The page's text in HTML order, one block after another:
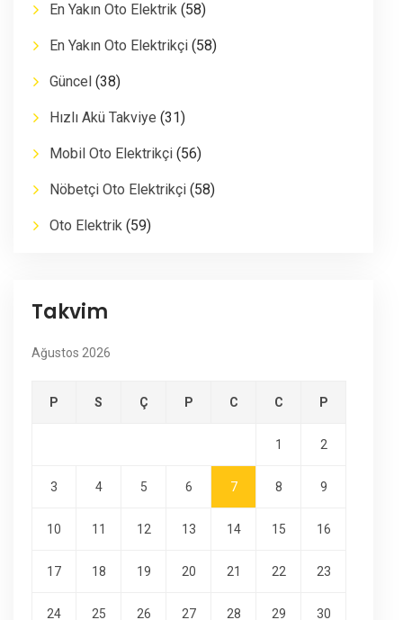
En Yakın Oto Elektrik (58)
En Yakın Oto Elektrikçi (58)
Güncel (38)
Hızlı Akü Takviye (31)
Mobil Oto Elektrikçi (56)
Nöbetçi Oto Elektrikçi (58)
Oto Elektrik (59)
Takvim
Ağustos 2026
P S Ç P C C P
1 2
3 4 5 6 7 8 9
10 11 12 13 14 15 16
17 18 19 20 21 22 23
24 25 26 27 28 29 30